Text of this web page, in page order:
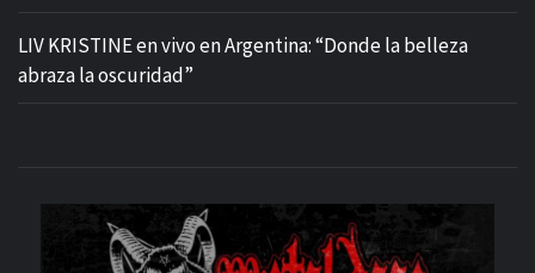
LIV KRISTINE en vivo en Argentina: “Donde la belleza
abraza la oscuridad”